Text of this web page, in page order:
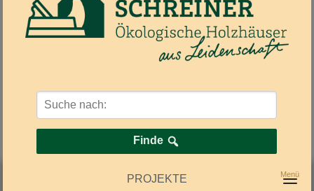
Finde
PROJEKTE